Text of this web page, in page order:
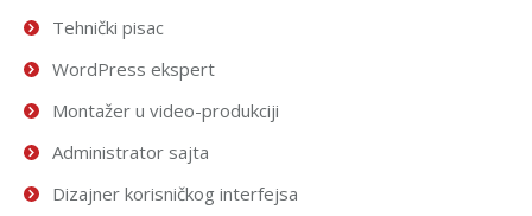
Tehnički pisac
WordPress ekspert
Montažer u video-produkciji
Administrator sajta
Dizajner korisničkog interfejsa